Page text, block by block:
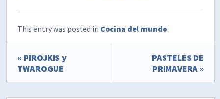
This entry was posted in Cocina del mundo.
« PIROJKIS y
TWAROGUE
PASTELES DE
PRIMAVERA »